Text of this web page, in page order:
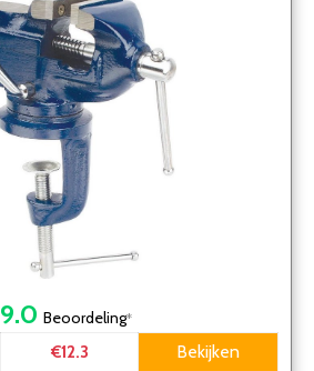
9.0 Beoordeling*
€12.3
Bekijken